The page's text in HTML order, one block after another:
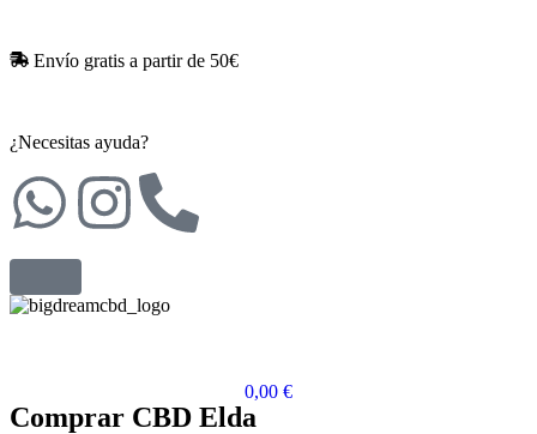
Envío gratis a partir de 50€​
¿Necesitas ayuda?
0,00 €
Comprar CBD Elda